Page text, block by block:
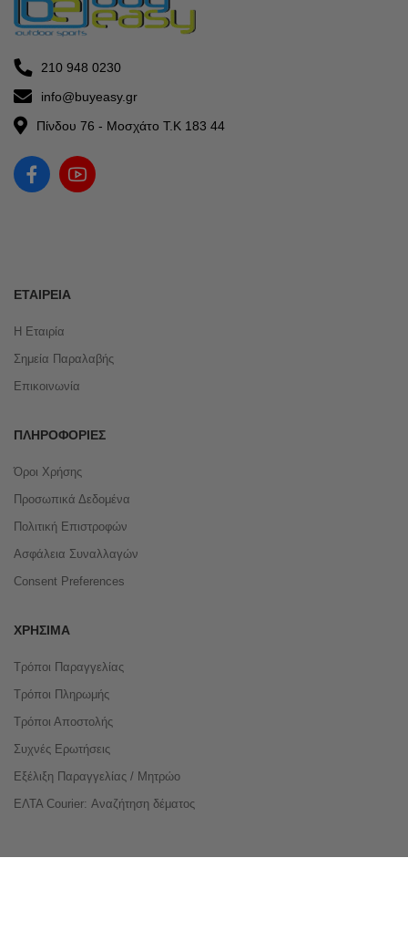
210 948 0230
info@buyeasy.gr
Πίνδου 76 - Μοσχάτο Τ.Κ 183 44
ΕΤΑΙΡΕΊΑ
Η Εταιρία
Σημεία Παραλαβής
Επικοινωνία
ΠΛΗΡΟΦΟΡΊΕΣ
Όροι Χρήσης
Προσωπικά Δεδομένα
Πολιτική Επιστροφών
Ασφάλεια Συναλλαγών
Consent Preferences
ΧΡΉΣΙΜΑ
Τρόποι Παραγγελίας
Τρόποι Πληρωμής
Τρόποι Αποστολής
Συχνές Ερωτήσεις
Εξέλιξη Παραγγελίας / Μητρώο
ΕΛΤΑ Courier: Αναζήτηση δέματος